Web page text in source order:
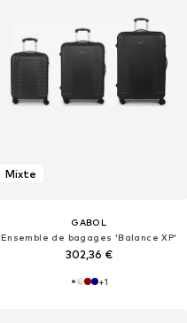
Mixte
GABOL
Ensemble de bagages 'Balance XP'
302,36 €
+1